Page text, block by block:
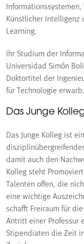
Künstlicher Intelligenz
Learning.
Ihr Studium der
Universidad Simón
Doktortitel der
für Technologie erwarb.
Das Junge
Das Junge Kolleg ist
damit auch den
Kolleg steht
Talenten offen, die
eine wichtige
schafft Freiraum für
Antritt einer Professur
Stipendiaten die Zeit